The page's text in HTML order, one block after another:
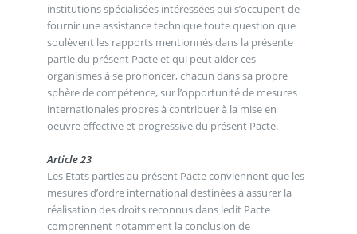
institutions spécialisées intéressées qui s’occupent de
fournir une assistance technique toute question que
soulèvent les rapports mentionnés dans la présente
partie du présent Pacte et qui peut aider ces
organismes à se prononcer, chacun dans sa propre
sphère de compétence, sur l’opportunité de mesures
internationales propres à contribuer à la mise en
oeuvre effective et progressive du présent Pacte.
Article 23
Les Etats parties au présent Pacte conviennent que les
mesures d’ordre international destinées à assurer la
réalisation des droits reconnus dans ledit Pacte
comprennent notamment la conclusion de